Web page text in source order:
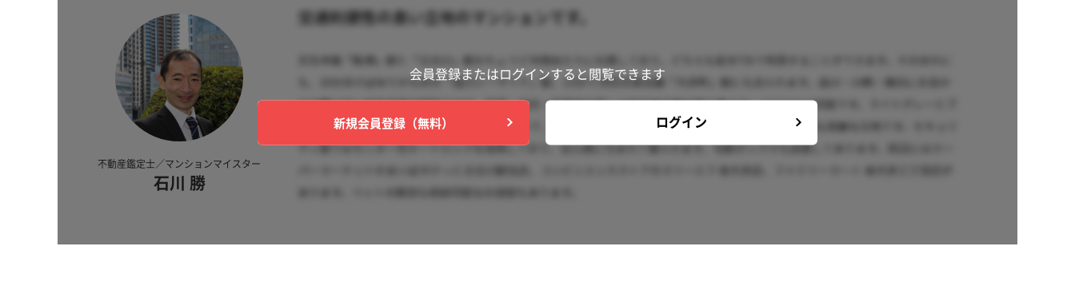
不動産鑑定士／マンションマイスター
石川 勝
会員登録またはログインすると閲覧できます
新規会員登録（無料） ログイン